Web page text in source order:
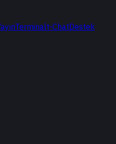
Terminalt-ChatDestek